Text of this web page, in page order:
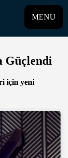
MENU
Güçlendi
için yeni